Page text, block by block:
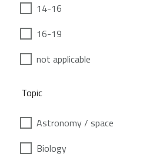
14-16
16-19
not applicable
Topic
Astronomy / space
Biology